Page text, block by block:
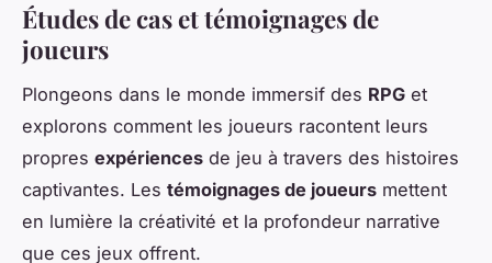
Études de cas et témoignages de
joueurs
Plongeons dans le monde immersif des RPG et
explorons comment les joueurs racontent leurs
propres expériences de jeu à travers des histoires
captivantes. Les témoignages de joueurs mettent
en lumière la créativité et la profondeur narrative
que ces jeux offrent.